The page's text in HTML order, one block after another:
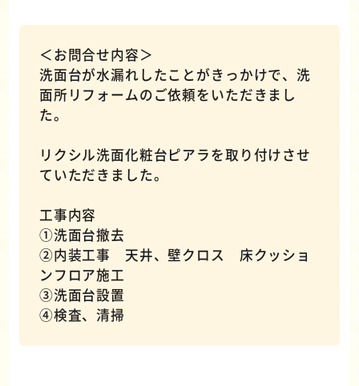
＜お問合せ内容＞
洗面台が水漏れしたことがきっかけで、洗
面所リフォームのご依頼をいただきまし
た。
リクシル洗面化粧台ピアラを取り付けさせ
ていただきました。
工事内容
①洗面台撤去
②内装工事 天井、壁クロス 床クッショ
ンフロア施工
③洗面台設置
④検査、清掃